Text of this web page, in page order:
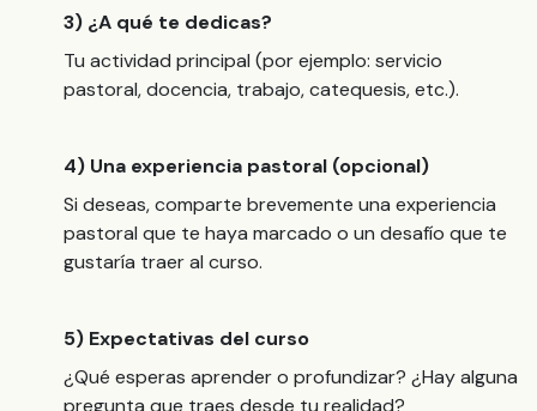
3) ¿A qué te dedicas?
Tu actividad principal (por ejemplo: servicio
pastoral, docencia, trabajo, catequesis, etc.).
4) Una experiencia pastoral (opcional)
Si deseas, comparte brevemente una experiencia
pastoral que te haya marcado o un desafío que te
gustaría traer al curso.
5) Expectativas del curso
¿Qué esperas aprender o profundizar? ¿Hay alguna
pregunta que traes desde tu realidad?